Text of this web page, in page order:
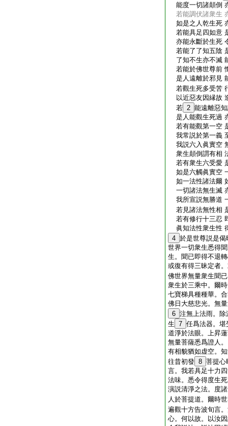
能度一切諸顛倒
若能調伏諸衆生
如是之人乾生死
若能具足四如意
亦能永斷於生死
若能了了知五陰
了知不生亦不滅
若能於佛世尊前
是人遠離於邪見
若觀生死多受苦
以近惡友因縁故
若 2 能遠離惡
是人能觀生死過
若有能觀第一空
我常説於第一義
我説六入眞實空
衆生顛倒謂有相
若有衆生六受愛
如是六觸眞實空
如一法性諸法爾
一切諸法無生滅
我所宣説無勝道
若見諸法無性相
若有修行十三忍
眞知法性衆生性
4 於是世尊説是
世界一切衆生悉得
生。聞已即得不退
或復有得三昧定者
佛世界無量衆生聞
衆生於三乘中。爾
七寶梯具種種華。
佛日大慈悲光。無
6 注無上法雨。
生 7 任爲法器。堪
道淨於法眼。上昇
無量菩薩悉爲證人
有相貌猶如虚空。
往昔初發 8 菩提心
言。我若具足十力
法味。悉令得度生
演説清淨之法。度
人於菩提道。爾時
遍觀十方告波旬言
心。何以故。以汝